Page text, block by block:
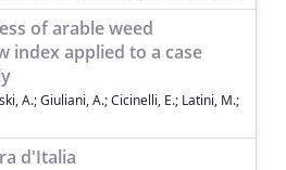
of arable weed
index applied to a case
A.; Giuliani, A.; Cicinelli, E.; Latini, M.;
d'Italia